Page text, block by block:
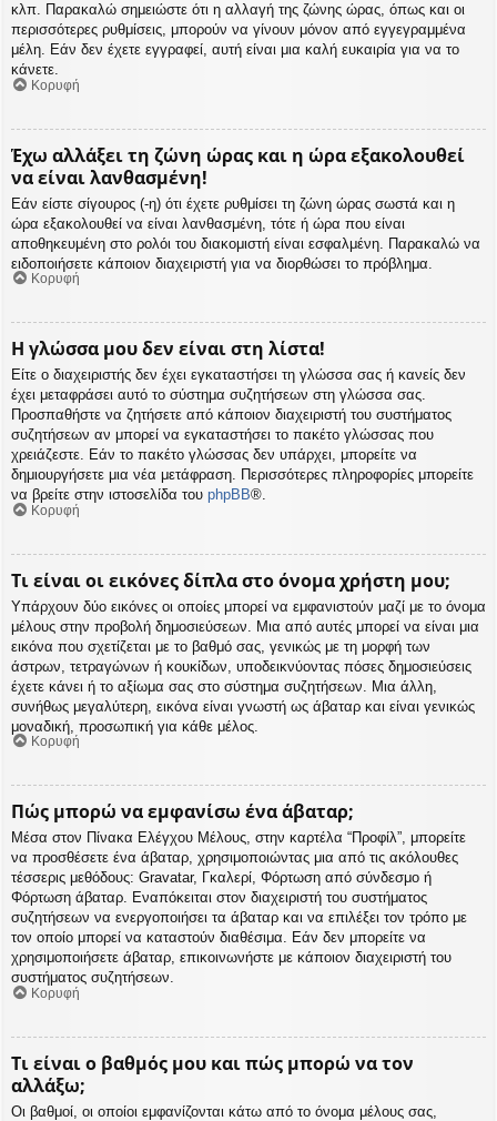
κλπ. Παρακαλώ σημειώστε ότι η αλλαγή της ζώνης ώρας, όπως και οι
περισσότερες ρυθμίσεις, μπορούν να γίνουν μόνον από εγγεγραμμένα
μέλη. Εάν δεν έχετε εγγραφεί, αυτή είναι μια καλή ευκαιρία για να το
κάνετε.
Κορυφή
Έχω αλλάξει τη ζώνη ώρας και η ώρα εξακολουθεί
να είναι λανθασμένη!
Εάν είστε σίγουρος (-η) ότι έχετε ρυθμίσει τη ζώνη ώρας σωστά και η
ώρα εξακολουθεί να είναι λανθασμένη, τότε ή ώρα που είναι
αποθηκευμένη στο ρολόι του διακομιστή είναι εσφαλμένη. Παρακαλώ να
ειδοποιήσετε κάποιον διαχειριστή για να διορθώσει το πρόβλημα.
Κορυφή
Η γλώσσα μου δεν είναι στη λίστα!
Είτε ο διαχειριστής δεν έχει εγκαταστήσει τη γλώσσα σας ή κανείς δεν
έχει μεταφράσει αυτό το σύστημα συζητήσεων στη γλώσσα σας.
Προσπαθήστε να ζητήσετε από κάποιον διαχειριστή του συστήματος
συζητήσεων αν μπορεί να εγκαταστήσει το πακέτο γλώσσας που
χρειάζεστε. Εάν το πακέτο γλώσσας δεν υπάρχει, μπορείτε να
δημιουργήσετε μια νέα μετάφραση. Περισσότερες πληροφορίες μπορείτε
να βρείτε στην ιστοσελίδα του phpBB®.
Κορυφή
Τι είναι οι εικόνες δίπλα στο όνομα χρήστη μου;
Υπάρχουν δύο εικόνες οι οποίες μπορεί να εμφανιστούν μαζί με το όνομα
μέλους στην προβολή δημοσιεύσεων. Μια από αυτές μπορεί να είναι μια
εικόνα που σχετίζεται με το βαθμό σας, γενικώς με τη μορφή των
άστρων, τετραγώνων ή κουκίδων, υποδεικνύοντας πόσες δημοσιεύσεις
έχετε κάνει ή το αξίωμα σας στο σύστημα συζητήσεων. Μια άλλη,
συνήθως μεγαλύτερη, εικόνα είναι γνωστή ως άβαταρ και είναι γενικώς
μοναδική, προσωπική για κάθε μέλος.
Κορυφή
Πώς μπορώ να εμφανίσω ένα άβαταρ;
Μέσα στον Πίνακα Ελέγχου Μέλους, στην καρτέλα “Προφίλ”, μπορείτε
να προσθέσετε ένα άβαταρ, χρησιμοποιώντας μια από τις ακόλουθες
τέσσερις μεθόδους: Gravatar, Γκαλερί, Φόρτωση από σύνδεσμο ή
Φόρτωση άβαταρ. Εναπόκειται στον διαχειριστή του συστήματος
συζητήσεων να ενεργοποιήσει τα άβαταρ και να επιλέξει τον τρόπο με
τον οποίο μπορεί να καταστούν διαθέσιμα. Εάν δεν μπορείτε να
χρησιμοποιήσετε άβαταρ, επικοινωνήστε με κάποιον διαχειριστή του
συστήματος συζητήσεων.
Κορυφή
Τι είναι ο βαθμός μου και πώς μπορώ να τον
αλλάξω;
Οι βαθμοί, οι οποίοι εμφανίζονται κάτω από το όνομα μέλους σας,